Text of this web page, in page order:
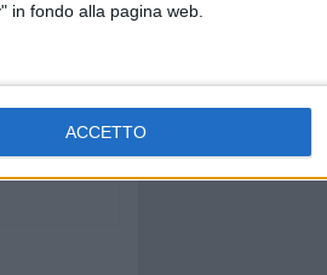
in fondo alla pagina web.
ACCETTO
Maria